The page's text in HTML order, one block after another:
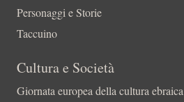
Personaggi e Storie
Taccuino
Cultura e Società
Giornata europea della cultura ebraica